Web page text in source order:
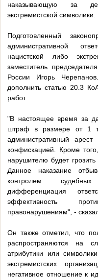
наказывающую за
экстремистской символики.
Подготовленный
административной
нацистской либо
заместитель
России Игорь
дополнить статью 20.3
работ.
"В настоящее время за
штраф в размере от 1
административный
конфискацией. Кроме
нарушителю будет
Данное наказание
контролем
дифференциация
эффективность
правонарушениям", -
Он также отметил, что
распространяются на
атрибутики или
экстремистских
негативное отношение к